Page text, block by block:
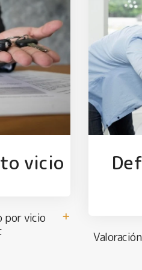
vicio
por vicio